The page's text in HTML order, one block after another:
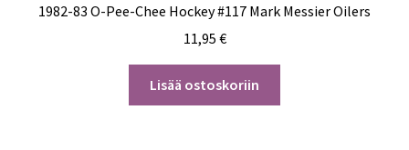
1982-83 O-Pee-Chee Hockey #117 Mark Messier Oilers
11,95 €
Lisää ostoskoriin